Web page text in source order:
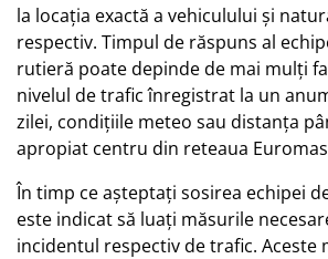
la locația exactă a vehiculului și
respectiv. Timpul de răspuns al
rutieră poate depinde de mai mulți
nivelul de trafic înregistrat la un
zilei, condițiile meteo sau distanța
apropiat centru din reteaua
În timp ce așteptați sosirea echipei
este indicat să luați măsurile
incidentul respectiv de trafic. Aceste